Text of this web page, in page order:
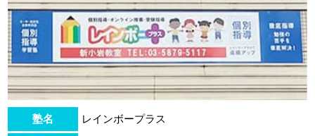
塾名 レインボープラス